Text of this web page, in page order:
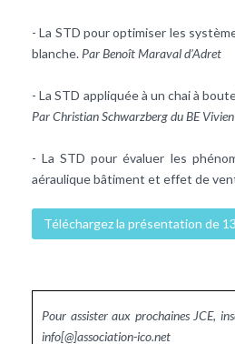
- La STD pour optimiser les
blanche. Par Benoît Maraval d’Adret
- La STD appliquée à un chai à
Par Christian Schwarzberg du BE Vivien
- La STD pour évaluer les
aéraulique bâtiment et effet de
Téléchargez la présentation de
Pour assister aux prochaines JCE,
info[@]association-ico.net